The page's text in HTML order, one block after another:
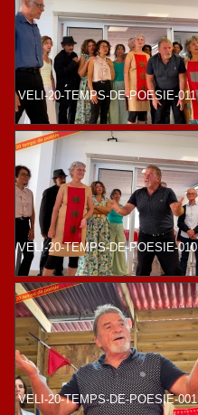
VELI-20-TEMPS-DE-POESIE-011
VELI-20-TEMPS-DE-POESIE-010
VELI-20-TEMPS-DE-POESIE-001